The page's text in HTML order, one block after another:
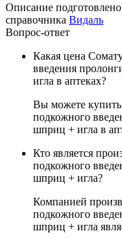
Описание
справочника Видаль
Вопрос-ответ
Какая цена
введения
игла в аптеках?
Вы можете
подкожного
шприц + игла в
Кто является
подкожного
шприц + игла?
Компанией
подкожного
шприц + игла